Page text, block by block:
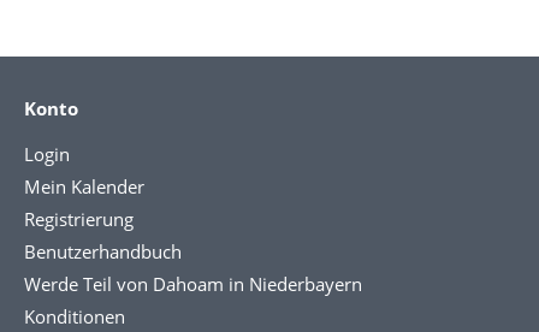
Konto
Login
Mein Kalender
Registrierung
Benutzerhandbuch
Werde Teil von Dahoam in Niederbayern
Konditionen